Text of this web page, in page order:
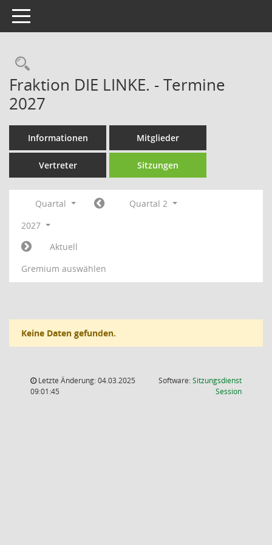
Toggle navigation
Rechercheauswahl
Fraktion DIE LINKE. - Termine
2027
Informationen Mitglieder
Vertreter Sitzungen
Quartal
Quartal 2
2027
Aktuell
Gremium auswählen
Keine Daten gefunden.
Letzte Änderung: 04.03.2025
09:01:45
Software:Sitzungsdienst
Session(Wird in